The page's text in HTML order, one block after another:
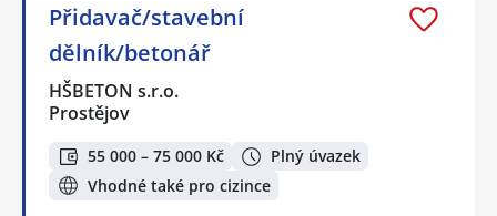
Přidavač/stavební
dělník/betonář
HŠBETON s.r.o.
Prostějov
55 000 – 75 000 Kč
Plný úvazek
Vhodné také pro cizince